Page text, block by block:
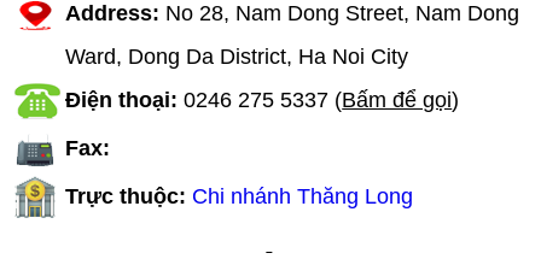
Address: No 28, Nam Dong Street, Nam Dong
Ward, Dong Da District, Ha Noi City
Điện thoại:0246 275 5337 (Bấm để gọi)
Fax:
Trực thuộc: Chi nhánh Thăng Long